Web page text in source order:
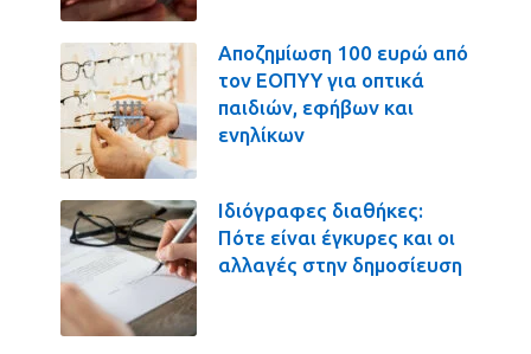
Αποζημίωση 100 ευρώ από
τον ΕΟΠΥΥ για οπτικά
παιδιών, εφήβων και
ενηλίκων
Ιδιόγραφες διαθήκες:
Πότε είναι έγκυρες και οι
αλλαγές στην δημοσίευση